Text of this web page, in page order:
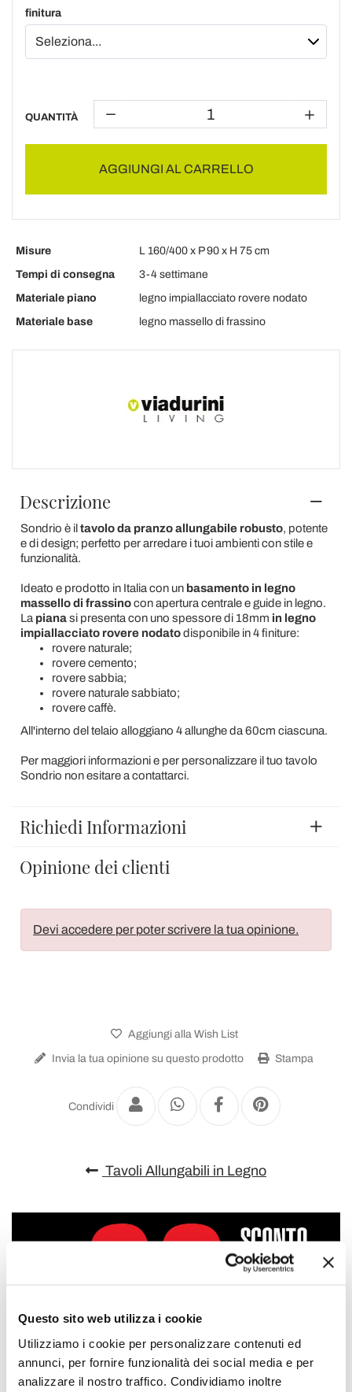
Questo sito web utilizza i cookie
Utilizziamo i cookie per personalizzare contenuti ed
annunci, per fornire funzionalità dei social media e per
analizzare il nostro traffico. Condividiamo inoltre
finitura
QUANTITÀ
AGGIUNGI AL CARRELLO
Misure
L 160/400 x P 90 x H 75 cm
Tempi di consegna
3-4 settimane
Materiale piano
legno impiallacciato rovere nodato
Materiale base
legno massello di frassino
Descrizione
Sondrio è il tavolo da pranzo allungabile robusto, potente
e di design; perfetto per arredare i tuoi ambienti con stile e
funzionalità.
Ideato e prodotto in Italia con un basamento in legno
massello di frassinocon apertura centrale e guide in legno.
La pianasi presenta con uno spessore di 18mm in legno
impiallacciato rovere nodatodisponibile in 4 finiture:
rovere naturale;
rovere cemento;
rovere sabbia;
rovere naturale sabbiato;
rovere caffè.
All'interno del telaio alloggiano 4 allunghe da 60cm ciascuna.
Per maggiori informazioni e per personalizzare il tuo tavolo
Sondrio non esitare a contattarci.
Richiedi Informazioni
Opinione dei clienti
Devi accedere per poter scrivere la tua opinione.
Aggiungi alla Wish List
Invia la tua opinione su questo prodotto Stampa
Condividi
Tavoli Allungabili in Legno